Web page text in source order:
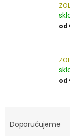
od
od
Doporučujeme